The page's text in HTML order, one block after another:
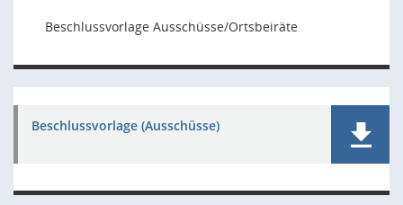
Beschlussvorlage Ausschüsse/Ortsbeiräte
Beschlussvorlage (Ausschüsse)